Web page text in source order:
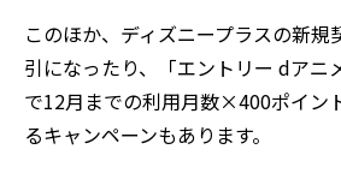
このほか、ディズニープラスの新規
引になったり、「エントリー dアニ
で12月までの利用月数×400ポイン
るキャンペーンもあります。